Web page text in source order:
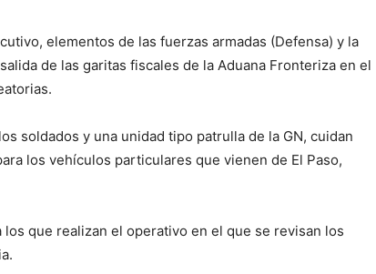
elementos de las fuerzas armadas (Defensa) y la
de las garitas fiscales de la Aduana Fronteriza en el
soldados y una unidad tipo patrulla de la GN, cuidan
los vehículos particulares que vienen de El Paso,
que realizan el operativo en el que se revisan los